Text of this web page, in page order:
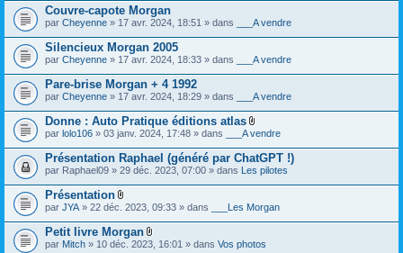
Couvre-capote Morgan
par Cheyenne » 17 avr. 2024, 18:51 » dans ___A vendre
Silencieux Morgan 2005
par Cheyenne » 17 avr. 2024, 18:33 » dans ___A vendre
Pare-brise Morgan + 4 1992
par Cheyenne » 17 avr. 2024, 18:29 » dans ___A vendre
Donne : Auto Pratique éditions atlas
F
c
h
i
e
(
o
par lolo106 » 03 janv. 2024, 17:48 » dans ___A vendre
Présentation Raphael (généré par ChatGPT !)
par Raphael09 » 29 déc. 2023, 07:00 » dans Les pilotes
Présentation
F
c
h
i
par JYA » 22 déc. 2023, 09:33 » dans ___Les Morgan
Petit livre Morgan
par Mitch » 10 déc. 2023, 16:01 » dans Vos photos